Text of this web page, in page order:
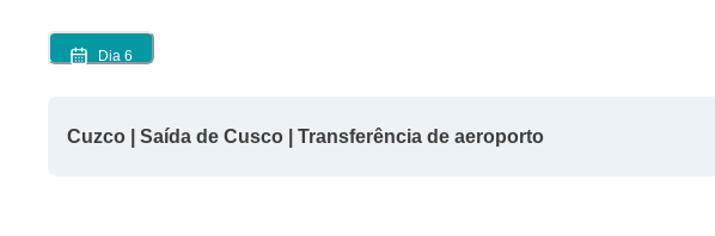
Dia 6
Cuzco | Saída de Cusco | Transferência de aeroporto